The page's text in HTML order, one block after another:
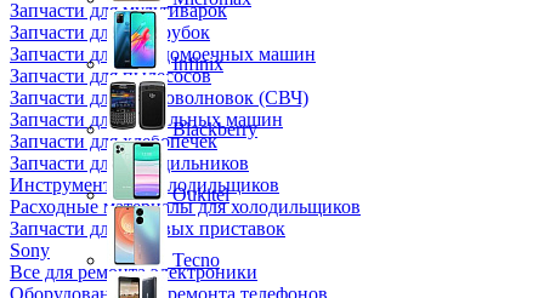
Запчасти для мультиварок
Запчасти для мясорубок
Запчасти для посудомоечных машин
Запчасти для пылесосов
Запчасти для микроволновок (СВЧ)
Запчасти для стиральных машин
Запчасти для хлебопечек
Запчасти для холодильников
Инструмент для холодильщиков
Расходные материалы для холодильщиков
Запчасти для игровых приставок
Sony
Все для ремонта электроники
Оборудование для ремонта телефонов
Infinix
Blackberry
Oukitel
Tecno